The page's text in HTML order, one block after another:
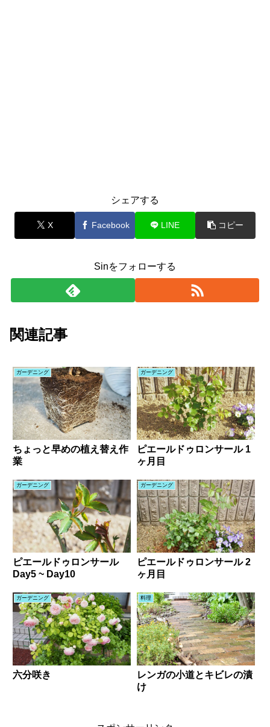
シェアする
X Facebook LINE コピー
Sinをフォローする
関連記事
ガーデニング
ちょっと早めの植え替え作
業
ガーデニング
ピエールドゥロンサール 1
ヶ月目
ガーデニング
ピエールドゥロンサール
Day5 ~ Day10
ガーデニング
ピエールドゥロンサール 2
ヶ月目
ガーデニング
六分咲き
料理
レンガの小道とキビレの漬
け